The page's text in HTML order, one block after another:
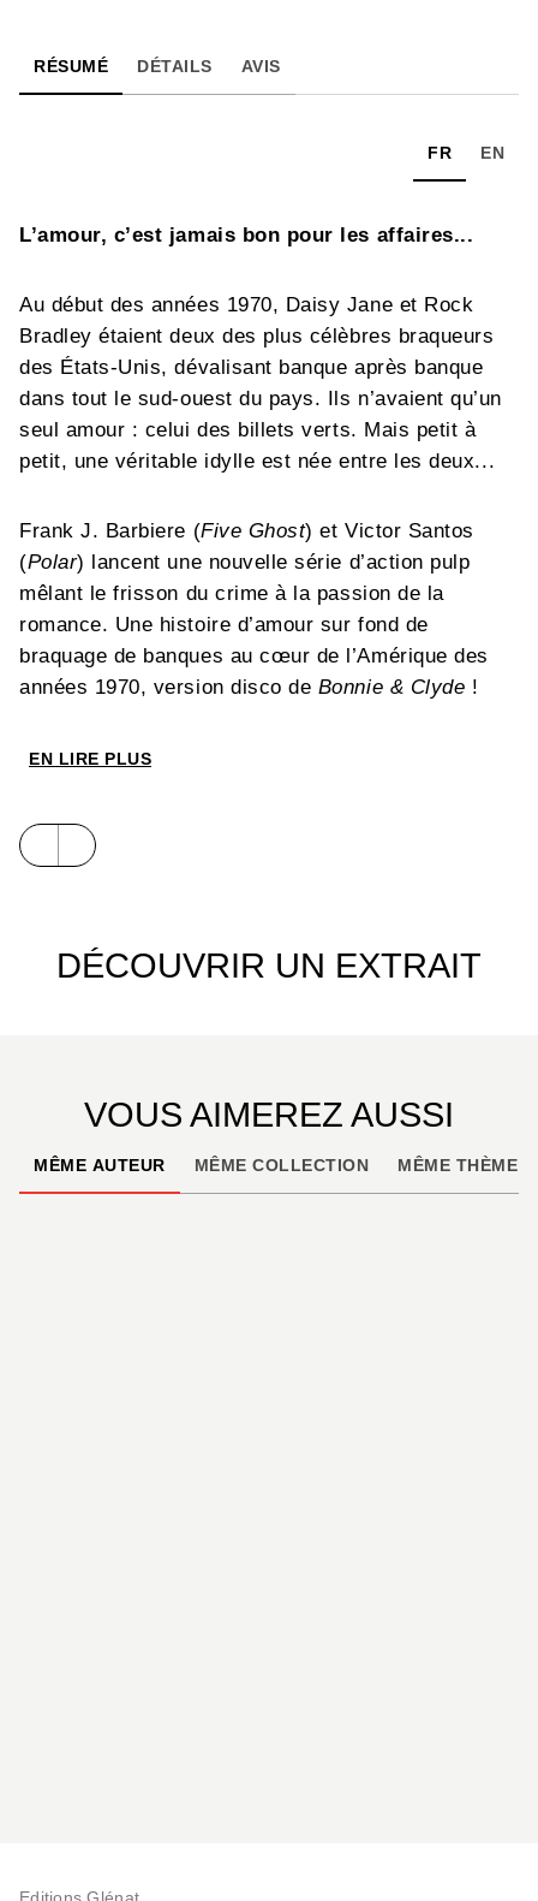
RÉSUMÉ DÉTAILS AVIS
FR EN
L’amour, c’est jamais bon pour les affaires...
Au début des années 1970, Daisy Jane et Rock
Bradley étaient deux des plus célèbres braqueurs
des États-Unis, dévalisant banque après banque
dans tout le sud-ouest du pays. Ils n’avaient qu’un
seul amour : celui des billets verts. Mais petit à
petit, une véritable idylle est née entre les deux...
Frank J. Barbiere (Five Ghost) et Victor Santos
(Polar) lancent une nouvelle série d’action pulp
mêlant le frisson du crime à la passion de la
romance. Une histoire d’amour sur fond de
braquage de banques au cœur de l’Amérique des
années 1970, version disco de Bonnie & Clyde !
EN LIRE PLUS
DÉCOUVRIR UN EXTRAIT
VOUS AIMEREZ AUSSI
MÊME AUTEUR MÊME COLLECTION MÊME THÈME